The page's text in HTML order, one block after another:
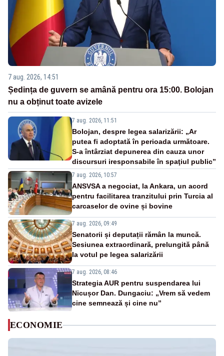
7 aug. 2026, 14:51
Ședința de guvern se amână pentru ora 15:00. Bolojan
nu a obținut toate avizele
7 aug. 2026, 11:51
Bolojan, despre legea salarizării: „Ar
putea fi adoptată în perioada următoare.
S-a întârziat depunerea din cauza unor
discursuri iresponsabile în spaţiul public”
7 aug. 2026, 10:57
ANSVSA a negociat, la Ankara, un acord
pentru facilitarea tranzitului prin Turcia al
carcaselor de ovine și bovine
7 aug. 2026, 09:49
Senatorii și deputații rămân la muncă.
Sesiunea extraordinară, prelungită până
la votul pe legea salarizării
7 aug. 2026, 08:46
Strategia AUR pentru suspendarea lui
Nicușor Dan. Dungaciu: „Vrem să vedem
cine semnează și cine nu”
ECONOMIE